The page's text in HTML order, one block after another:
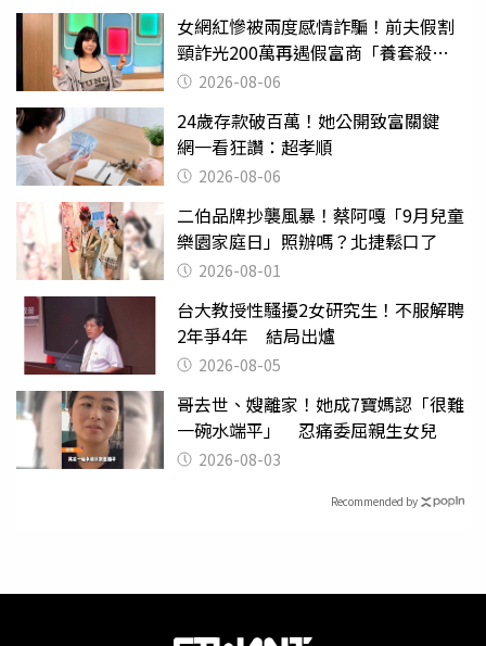
女網紅慘被兩度感情詐騙！前夫假割
頸詐光200萬再遇假富商「養套殺
2000萬」
2026-08-06
24歲存款破百萬！她公開致富關鍵
網一看狂讚：超孝順
2026-08-06
二伯品牌抄襲風暴！蔡阿嘎「9月兒童
樂園家庭日」照辦嗎？北捷鬆口了
2026-08-01
台大教授性騷擾2女研究生！不服解聘
2年爭4年 結局出爐
2026-08-05
哥去世、嫂離家！她成7寶媽認「很難
一碗水端平」 忍痛委屈親生女兒
2026-08-03
Recommended by